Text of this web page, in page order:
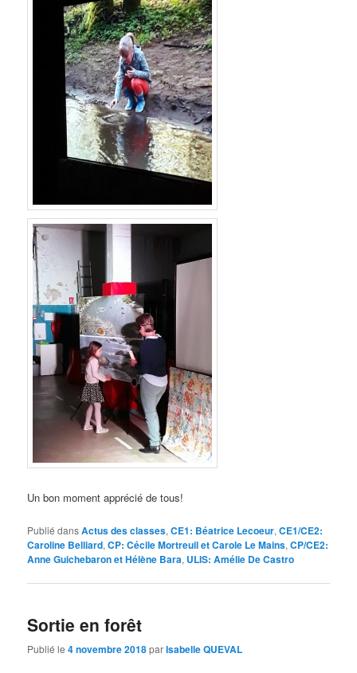
Un bon moment apprécié de tous!
Publié dansActus des classes,CE1: Béatrice Lecoeur,CE1/CE2:
Caroline Belliard,CP: Cécile Mortreuil et Carole Le Mains,CP/CE2:
Anne Guichebaron et Hélène Bara, ULIS: Amélie De Castro
Sortie en forêt
Publié le4 novembre 2018parIsabelle QUEVAL